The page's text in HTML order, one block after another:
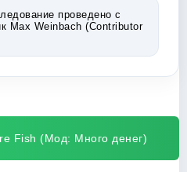
проведено с
Max Weinbach (Contributor
Fish (Мод: Много денег)